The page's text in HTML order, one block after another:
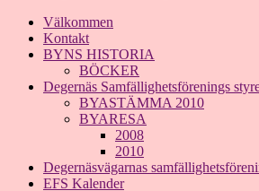
Välkommen
Kontakt
BYNS HISTORIA
BÖCKER
Degernäs Samfällighetsförenings
BYASTÄMMA 2010
BYARESA
2008
2010
Degernäsvägarnas
EFS Kalender